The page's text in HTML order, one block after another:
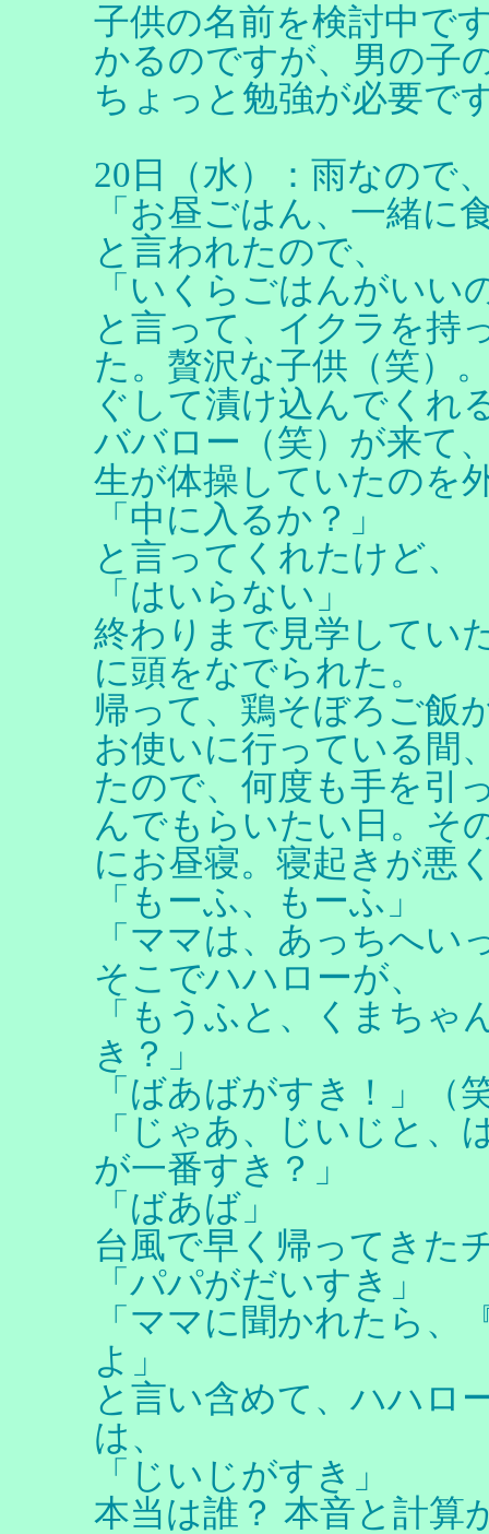
子供の名前を検討中で
かるのですが、男の子
ちょっと勉強が必要で
20日（水）：雨なので
「お昼ごはん、一緒に
と言われたので、
「いくらごはんがいい
と言って、イクラを持
た。贅沢な子供（笑）
ぐして漬け込んでくれ
ババロー（笑）が来て
生が体操していたのを
「中に入るか？」
と言ってくれたけど、
「はいらない」
終わりまで見学してい
に頭をなでられた。
帰って、鶏そぼろご飯
お使いに行っている間
たので、何度も手を引
んでもらいたい日。そ
にお昼寝。寝起きが悪
「もーふ、もーふ」
「ママは、あっちへい
そこでハハローが、
「もうふと、くまちゃ
き？」
「ばあばがすき！」（
「じゃあ、じいじと、
が一番すき？」
「ばあば」
台風で早く帰ってきた
「パパがだいすき」
「ママに聞かれたら、
よ」
と言い含めて、ハハロ
は、
「じいじがすき」
本当は誰？ 本音と計算